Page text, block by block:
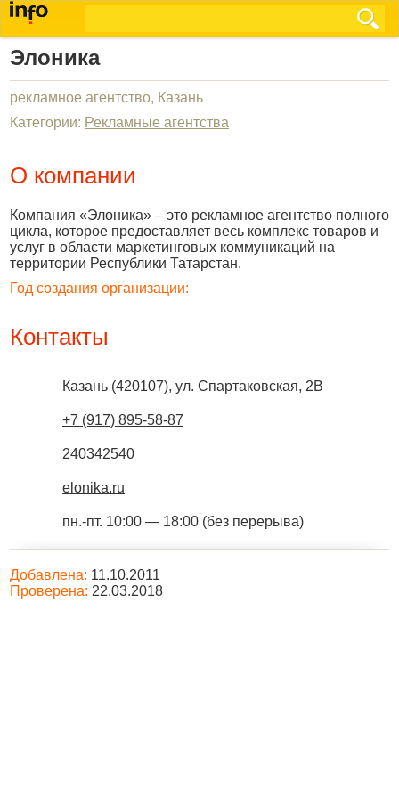
Элоника
рекламное агентство, Казань
Категории: Рекламные агентства
О компании
Компания «Элоника» – это рекламное агентство полного
цикла, которое предоставляет весь комплекс товаров и
услуг в области маркетинговых коммуникаций на
территории Республики Татарстан.
Год создания организации:
Контакты
Казань (420107), ул. Спартаковская, 2В
+7 (917) 895-58-87
240342540
elonika.ru
пн.-пт. 10:00 — 18:00 (без перерыва)
Добавлена: 11.10.2011
Проверена: 22.03.2018